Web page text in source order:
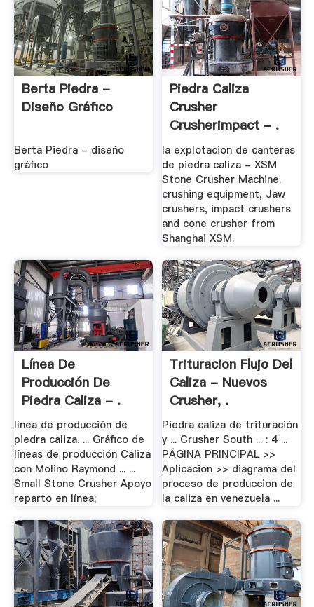
Berta Piedra -
Diseño Gráfico
Berta Piedra - diseño
gráfico
Piedra Caliza
Crusher
Crusherimpact - .
la explotacion de canteras
de piedra caliza - XSM
Stone Crusher Machine.
crushing equipment, Jaw
crushers, impact crushers
and cone crusher from
Shanghai XSM.
Línea De
Producción De
Piedra Caliza - .
línea de producción de
piedra caliza. ... Gráfico de
líneas de producción Caliza
con Molino Raymond ... ...
Small Stone Crusher Apoyo
reparto en línea;
Trituracion Flujo Del
Caliza - Nuevos
Crusher, .
Piedra caliza de trituración
y ... Crusher South ... : 4 ...
PÁGINA PRINCIPAL >>
Aplicacion >> diagrama del
proceso de produccion de
la caliza en venezuela ...